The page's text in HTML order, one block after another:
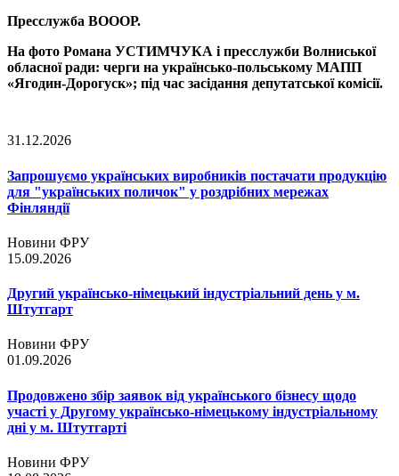
Пресслужба ВОООР.
На фото Романа УСТИМЧУКА і пресслужби Волниської
обласної ради: черги на українсько-польському МАПП
«Ягодин-Дорогуск»; під час засідання депутатської комісії.
31.12.2026
Запрошуємо українських виробників постачати продукцію
для "українських поличок" у роздрібних мережах
Фінляндії
Новини ФРУ
15.09.2026
Другий українсько-німецький індустріальний день у м.
Штутгарт
Новини ФРУ
01.09.2026
Продовжено збір заявок від українського бізнесу щодо
участі у Другому українсько-німецькому індустріальному
дні у м. Штутгарті
Новини ФРУ